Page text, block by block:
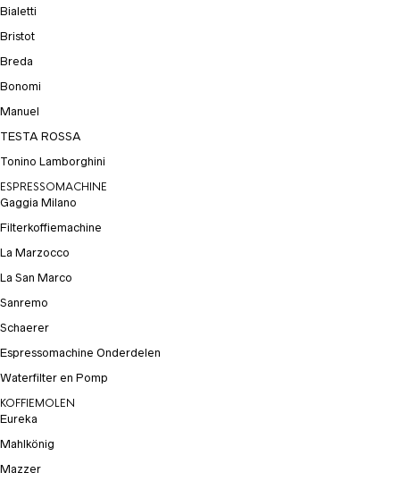
Bialetti
Bristot
Breda
Bonomi
Manuel
TESTA ROSSA
Tonino Lamborghini
ESPRESSOMACHINE
Gaggia Milano
Filterkoffiemachine
La Marzocco
La San Marco
Sanremo
Schaerer
Espressomachine Onderdelen
Waterfilter en Pomp
KOFFIEMOLEN
Eureka
Mahlkönig
Mazzer